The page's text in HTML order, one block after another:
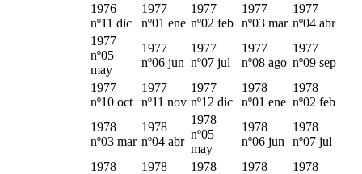
1976
nº11 dic
1977
nº01 ene
1977
nº02 feb
1977
nº03 mar
1977
nº04 abr
1977
nº05
may
1977
nº06 jun
1977
nº07 jul
1977
nº08 ago
1977
nº09 sep
1977
nº10 oct
1977
nº11 nov
1977
nº12 dic
1978
nº01 ene
1978
nº02 feb
1978
nº03 mar
1978
nº04 abr
1978
nº05
may
1978
nº06 jun
1978
nº07 jul
1978
1978
1978
1978
1978